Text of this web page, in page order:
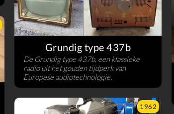
Grundig type 437b
De Grundig type 437b, een klassieke
radio uit het gouden tijdperk van
Europese audiotechnologie.
1962